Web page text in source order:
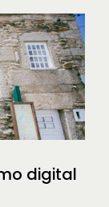
digital